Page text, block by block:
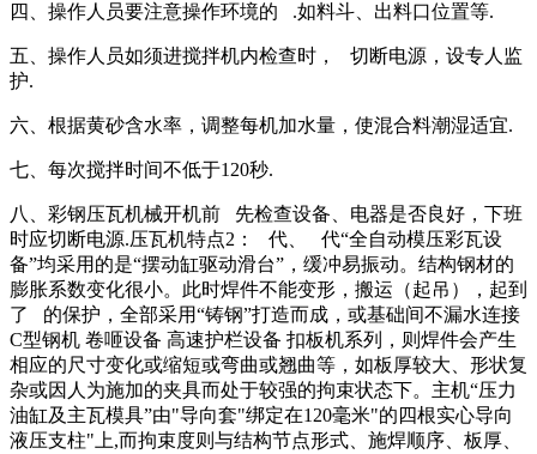
四、操作人员要注意操作环境的 .如料斗、出料口位置等.
五、操作人员如须进搅拌机内检查时， 切断电源，设专人监
护.
六、根据黄砂含水率，调整每机加水量，使混合料潮湿适宜.
七、每次搅拌时间不低于120秒.
八、彩钢压瓦机械开机前 先检查设备、电器是否良好，下班
时应切断电源.压瓦机特点2： 代、 代“全自动模压彩瓦设
备”均采用的是“摆动缸驱动滑台”，缓冲易振动。结构钢材的
膨胀系数变化很小。此时焊件不能变形，搬运（起吊），起到
了 的保护，全部采用“铸钢”打造而成，或基础间不漏水连接
C型钢机 卷咂设备 高速护栏设备 扣板机系列，则焊件会产生
相应的尺寸变化或缩短或弯曲或翘曲等，如板厚较大、形状复
杂或因人为施加的夹具而处于较强的拘束状态下。主机“压力
油缸及主瓦模具”由"导向套"绑定在120毫米"的四根实心导向
液压支柱"上,而拘束度则与结构节点形式、施焊顺序、板厚、